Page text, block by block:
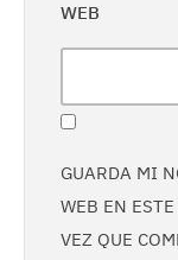
WEB
GUARDA MI
WEB EN
VEZ QUE